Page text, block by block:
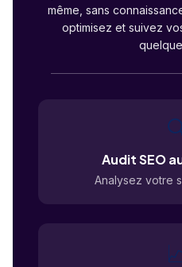
même, sans
optimisez et suivez
Audit SEO
Analysez votre